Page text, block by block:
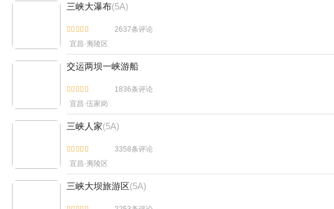
三峡大瀑布(5A)


2637条评论
宜昌·夷陵区
交运两坝一峡游船


1836条评论
宜昌·伍家岗
三峡人家(5A)


3358条评论
宜昌·夷陵区
三峡大坝旅游区(5A)